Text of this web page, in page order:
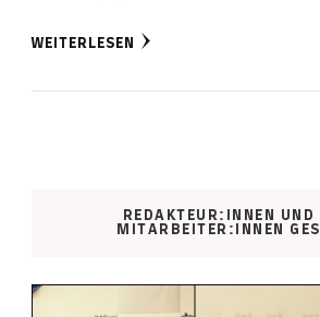
WEITERLESEN
REDAKTEUR:INNEN UND
MITARBEITER:INNEN